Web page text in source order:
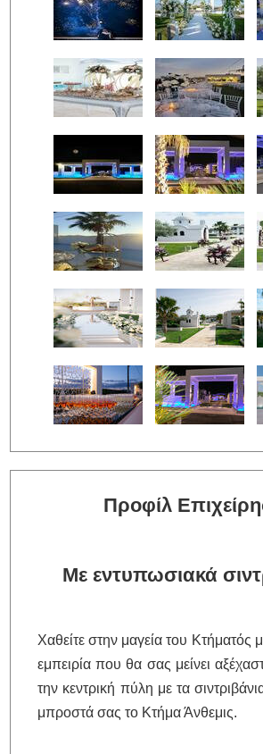
Προφίλ
Με εντυπωσιακά
Χαθείτε στην μαγεία του Κτήματός
εμπειρία που θα σας μείνει
την κεντρική πύλη με τα
μπροστά σας το Κτήμα Άνθεμις.